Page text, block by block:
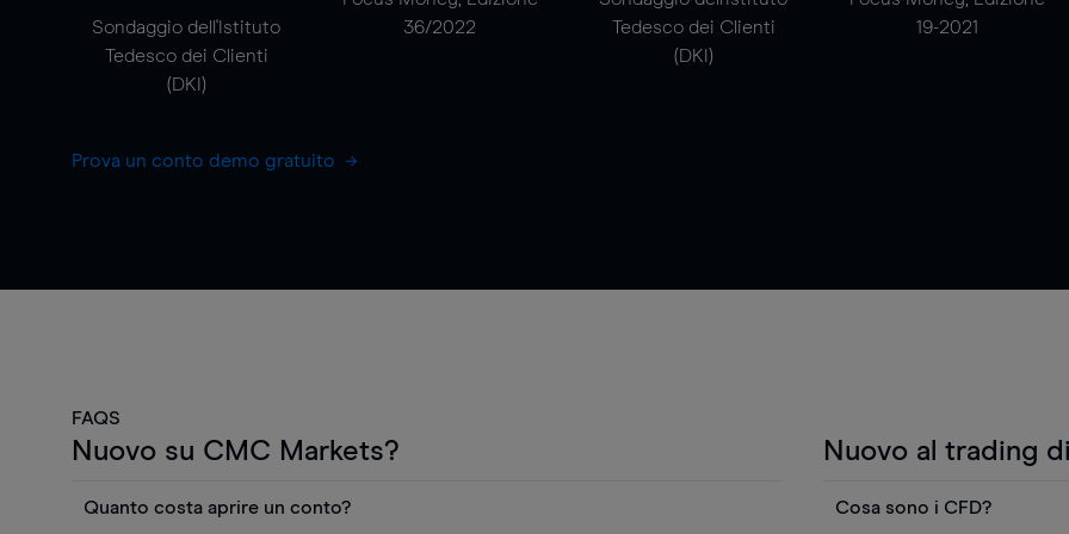
Sondaggio dell'Istituto
Tedesco dei Clienti
(DKI)
36/2022
Tedesco dei Clienti
(DKI)
19-2021
Prova un conto demo gratuito
FAQS
Nuovo su CMC Markets?
Quanto costa aprire un conto?
Nuovo al trading
Cosa sono i CFD?